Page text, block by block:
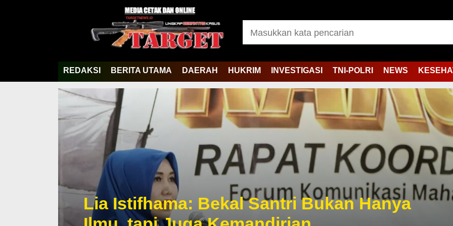
REDAKSI BERITA UTAMA DAERAH HUKRIM INVESTIGASI TNI-POLRI NEWS
Lia Istifhama: Bekal Santri Bukan Hanya